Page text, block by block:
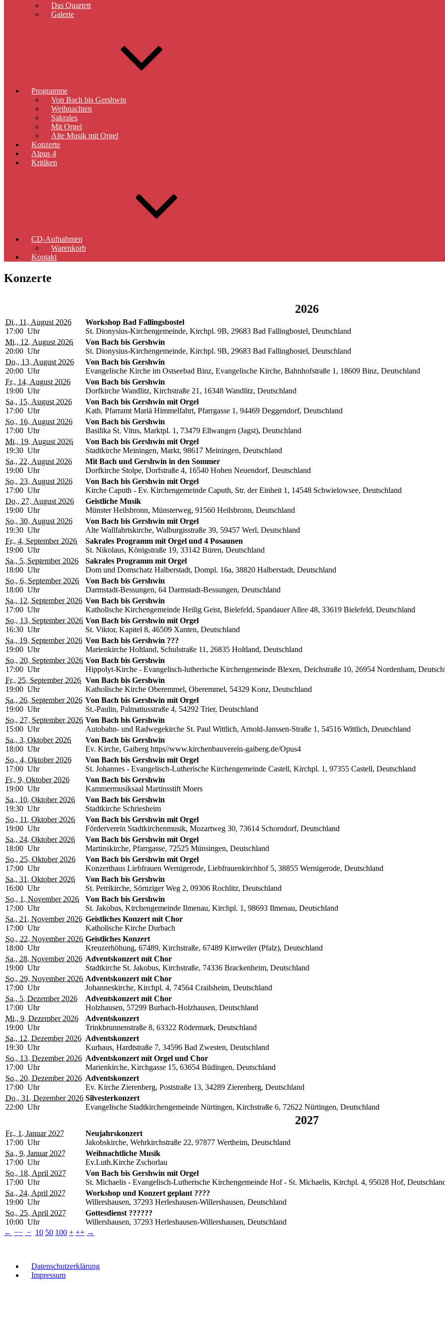
Das Quartett
Galerie
Programme
Von Bach bis Gershwin
Weihnachten
Sakrales
Mit Orgel
Alte Musik mit Orgel
Konzerte
Alpus 4
Kritiken
CD-Aufnahmen
Warenkorb
Kontakt
Konzerte
2026
Di., 11. August 2026
17:00 Uhr
Workshop Bad Fallingsbostel
St. Dionysius-Kirchengemeinde, Kirchpl. 9B, 29683 Bad Fallingbostel, Deutschland
Mi., 12. August 2026
20:00 Uhr
Von Bach bis Gershwin
St. Dionysius-Kirchengemeinde, Kirchpl. 9B, 29683 Bad Fallingbostel, Deutschland
Do., 13. August 2026
20:00 Uhr
Von Bach bis Gershwin
Evangelische Kirche im Ostseebad Binz, Evangelische Kirche, Bahnhofstraße 1, 18609 Binz, Deutschland
Fr., 14. August 2026
19:00 Uhr
Von Bach bis Gershwin
Dorfkirche Wandlitz, Kirchstraße 21, 16348 Wandlitz, Deutschland
Sa., 15. August 2026
17:00 Uhr
Von Bach bis Gershwin mit Orgel
Kath. Pfarramt Mariä Himmelfahrt, Pfarrgasse 1, 94469 Deggendorf, Deutschland
So., 16. August 2026
17:00 Uhr
Von Bach bis Gershwin
Basilika St. Vitus, Marktpl. 1, 73479 Ellwangen (Jagst), Deutschland
Mi., 19. August 2026
19:30 Uhr
Von Bach bis Gershwin mit Orgel
Stadtkirche Meiningen, Markt, 98617 Meiningen, Deutschland
Sa., 22. August 2026
19:00 Uhr
Mit Bach und Gershwin in den Sommer
Dorfkirche Stolpe, Dorfstraße 4, 16540 Hohen Neuendorf, Deutschland
So., 23. August 2026
17:00 Uhr
Von Bach bis Gershwin mit Orgel
Kirche Caputh - Ev. Kirchengemeinde Caputh, Str. der Einheit 1, 14548 Schwielowsee, Deutschland
Do., 27. August 2026
19:00 Uhr
Geistliche Musik
Münster Heilsbronn, Münsterweg, 91560 Heilsbronn, Deutschland
So., 30. August 2026
19:30 Uhr
Von Bach bis Gershwin mit Orgel
Alte Wallfahrtskirche, Walburgisstraße 39, 59457 Werl, Deutschland
Fr., 4. September 2026
19:00 Uhr
Sakrales Programm mit Orgel und 4 Posaunen
St. Nikolaus, Königstraße 19, 33142 Büren, Deutschland
Sa., 5. September 2026
18:00 Uhr
Sakrales Programm mit Orgel
Dom und Domschatz Halberstadt, Dompl. 16a, 38820 Halberstadt, Deutschland
So., 6. September 2026
18:00 Uhr
Von Bach bis Gershwin
Darmstadt-Bessungen, 64 Darmstadt-Bessungen, Deutschland
Sa., 12. September 2026
17:00 Uhr
Von Bach bis Gershwin
Katholische Kirchengemeinde Heilig Geist, Bielefeld, Spandauer Allee 48, 33619 Bielefeld, Deutschland
So., 13. September 2026
16:30 Uhr
Von Bach bis Gershwin mit Orgel
St. Viktor, Kapitel 8, 46509 Xanten, Deutschland
Sa., 19. September 2026
19:00 Uhr
Von Bach bis Gershwin ???
Marienkirche Holtland, Schulstraße 11, 26835 Holtland, Deutschland
So., 20. September 2026
17:00 Uhr
Von Bach bis Gershwin
Hippolyt-Kirche - Evangelisch-lutherische Kirchengemeinde Blexen, Deichstraße 10, 26954 Nordenham,
Fr., 25. September 2026
19:00 Uhr
Von Bach bis Gershwin
Katholische Kirche Oberemmel, Oberemmel, 54329 Konz, Deutschland
Sa., 26. September 2026
19:00 Uhr
Von Bach bis Gershwin mit Orgel
St.-Paulin, Palmatiusstraße 4, 54292 Trier, Deutschland
So., 27. September 2026
15:00 Uhr
Von Bach bis Gershwin
Autobahn- und Radwegekirche St. Paul Wittlich, Arnold-Janssen-Straße 1, 54516 Wittlich, Deutschland
Sa., 3. Oktober 2026
18:00 Uhr
Von Bach bis Gershwin
Ev. Kirche, Gaiberg https//www.kirchenbauverein-gaiberg.de/Opus4
So., 4. Oktober 2026
17:00 Uhr
Von Bach bis Gershwin mit Orgel
St. Johannes - Evangelisch-Lutherische Kirchengemeinde Castell, Kirchpl. 1, 97355 Castell, Deutschland
Fr., 9. Oktober 2026
19:00 Uhr
Von Bach bis Gershwin
Kammermusiksaal Martinsstift Moers
Sa., 10. Oktober 2026
19:30 Uhr
Von Bach bis Gershwin
Stadtkirche Schriesheim
So., 11. Oktober 2026
19:00 Uhr
Von Bach bis Gershwin mit Orgel
Förderverein Stadtkirchenmusik, Mozartweg 30, 73614 Schorndorf, Deutschland
Sa., 24. Oktober 2026
18:00 Uhr
Von Bach bis Gershwin mit Orgel
Martinskirche, Pfarrgasse, 72525 Münsingen, Deutschland
So., 25. Oktober 2026
17:00 Uhr
Von Bach bis Gershwin mit Orgel
Konzerthaus Liebfrauen Wernigerode, Liebfrauenkirchhof 5, 38855 Wernigerode, Deutschland
Sa., 31. Oktober 2026
16:00 Uhr
Von Bach bis Gershwin
St. Petrikirche, Sörnziger Weg 2, 09306 Rochlitz, Deutschland
So., 1. November 2026
17:00 Uhr
Von Bach bis Gershwin
St. Jakobus, Kirchengemeinde Ilmenau, Kirchpl. 1, 98693 Ilmenau, Deutschland
Sa., 21. November 2026
17:00 Uhr
Geistliches Konzert mit Chor
Katholische Kirche Durbach
So., 22. November 2026
18:00 Uhr
Geistliches Konzert
Kreuzerhöhung, 67489, Kirchstraße, 67489 Kirrweiler (Pfalz), Deutschland
Sa., 28. November 2026
19:00 Uhr
Adventskonzert mit Chor
Stadtkirche St. Jakobus, Kirchstraße, 74336 Brackenheim, Deutschland
So., 29. November 2026
17:00 Uhr
Adventskonzert mit Chor
Johanneskirche, Kirchpl. 4, 74564 Crailsheim, Deutschland
Sa., 5. Dezember 2026
17:00 Uhr
Adventskonzert mit Chor
Holzhausen, 57299 Burbach-Holzhausen, Deutschland
Mi., 9. Dezember 2026
19:00 Uhr
Adventskonzert
Trinkbrunnenstraße 8, 63322 Rödermark, Deutschland
Sa., 12. Dezember 2026
19:30 Uhr
Adventskonzert
Kurhaus, Hardtstraße 7, 34596 Bad Zwesten, Deutschland
So., 13. Dezember 2026
17:00 Uhr
Adventskonzert mit Orgel und Chor
Marienkirche, Kirchgasse 15, 63654 Büdingen, Deutschland
So., 20. Dezember 2026
17:00 Uhr
Adventskonzert
Ev. Kirche Zierenberg, Poststraße 13, 34289 Zierenberg, Deutschland
Do., 31. Dezember 2026
22:00 Uhr
Silvesterkonzert
Evangelische Stadtkirchengemeinde Nürtingen, Kirchstraße 6, 72622 Nürtingen, Deutschland
2027
Fr., 1. Januar 2027
17:00 Uhr
Neujahrskonzert
Jakobskirche, Wehrkirchstraße 22, 97877 Wertheim, Deutschland
Sa., 9. Januar 2027
17:00 Uhr
Weihnachtliche Musik
Ev.Luth.Kirche Zschorlau
So., 18. April 2027
17:00 Uhr
Von Bach bis Gershwin mit Orgel
St. Michaelis - Evangelisch-Lutherische Kirchengemeinde Hof - St. Michaelis, Kirchpl. 4, 95028 Hof,
Sa., 24. April 2027
19:00 Uhr
Workshop und Konzert geplant ????
Willershausen, 37293 Herleshausen-Willershausen, Deutschland
So., 25. April 2027
10:00 Uhr
Gottesdienst ??????
Willershausen, 37293 Herleshausen-Willershausen, Deutschland
← −− − 10 50 100 + ++ →
Datenschutzerklärung
Impressum